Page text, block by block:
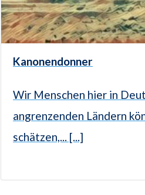
Kanonendonner
Wir Menschen hier in
angrenzenden Ländern
schätzen,... [...]